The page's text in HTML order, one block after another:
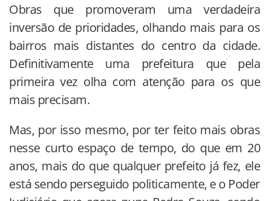
Obras que promoveram uma verdadeira
inversão de prioridades, olhando mais para os
bairros mais distantes do centro da cidade.
Definitivamente uma prefeitura que pela
primeira vez olha com atenção para os que
mais precisam.
Mas, por isso mesmo, por ter feito mais obras
nesse curto espaço de tempo, do que em 20
anos, mais do que qualquer prefeito já fez, ele
está sendo perseguido politicamente, e o Poder